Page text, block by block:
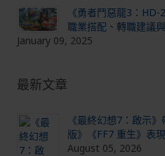
《勇者鬥惡龍3：
職業搭配、轉職建議
January 09, 2025
最新文章
《最終幻想7：啟示
版》《FF7 重生》表
August 05, 2026